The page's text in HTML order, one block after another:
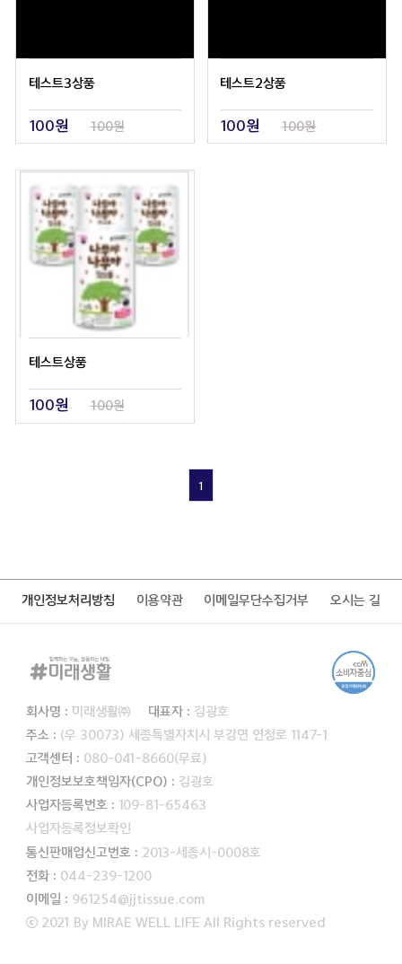
테스트3상품
100원 100원
테스트2상품
100원 100원
테스트상품
100원 100원
1
개인정보처리방침 이용약관 이메일무단수집거부 오시는 길
회사명 : 미래생활㈜ 대표자 : 김광호
주소 : (우 30073) 세종특별자치시 부강면 연청로 1147-1
고객센터 : 080-041-8660(무료)
개인정보보호책임자(CPO) : 김광호
사업자등록번호 : 109-81-65463
사업자등록정보확인
통신판매업신고번호 : 2013-세종시-0008호
전화 : 044-239-1200
이메일 : 961254@jjtissue.com
ⓒ 2021 By MIRAE WELL LIFE All Rights reserved